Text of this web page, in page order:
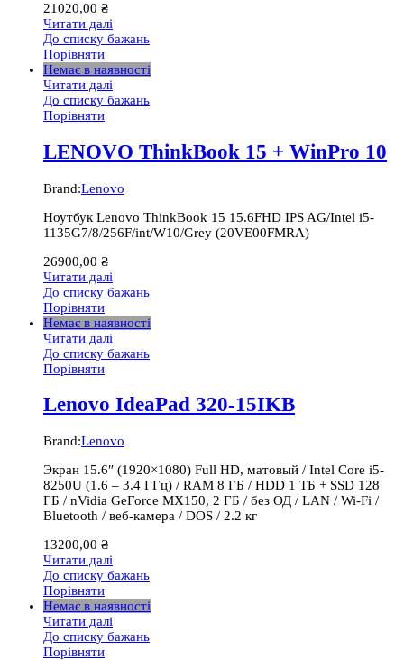
21020,00 ₴
Читати далі
До списку бажань
Порівняти
Немає в наявності
Читати далі
До списку бажань
Порівняти
LENOVO ThinkBook 15 + WinPro 10
Brand:Lenovo
Ноутбук Lenovo ThinkBook 15 15.6FHD IPS AG/Intel i5-
1135G7/8/256F/int/W10/Grey (20VE00FMRA)
26900,00 ₴
Читати далі
До списку бажань
Порівняти
Немає в наявності
Читати далі
До списку бажань
Порівняти
Lenovo IdeaPad 320-15IKB
Brand:Lenovo
Экран 15.6″ (1920×1080) Full HD, матовый / Intel Core i5-
8250U (1.6 – 3.4 ГГц) / RAM 8 ГБ / HDD 1 ТБ + SSD 128
ГБ / nVidia GeForce MX150, 2 ГБ / без ОД / LAN / Wi-Fi /
Bluetooth / веб-камера / DOS / 2.2 кг
13200,00 ₴
Читати далі
До списку бажань
Порівняти
Немає в наявності
Читати далі
До списку бажань
Порівняти